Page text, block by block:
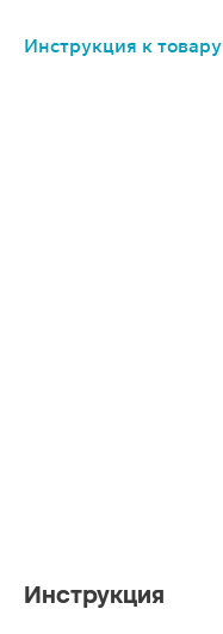
Инструкция к товару
Инструкция